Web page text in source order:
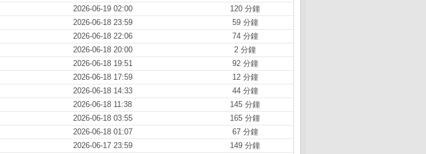
2026-06-19 02:00
120 分鐘
2026-06-18 23:59
59 分鐘
2026-06-18 22:06
74 分鐘
2026-06-18 20:00
2 分鐘
2026-06-18 19:51
92 分鐘
2026-06-18 17:59
12 分鐘
2026-06-18 14:33
44 分鐘
2026-06-18 11:38
145 分鐘
2026-06-18 03:55
165 分鐘
2026-06-18 01:07
67 分鐘
2026-06-17 23:59
149 分鐘